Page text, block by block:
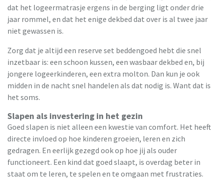
dat het logeermatrasje ergens in de berging ligt onder drie
jaar rommel, en dat het enige dekbed dat over is al twee jaar
niet gewassen is.
Zorg dat je altijd een reserve set beddengoed hebt die snel
inzetbaar is: een schoon kussen, een wasbaar dekbed en, bij
jongere logeerkinderen, een extra molton. Dan kun je ook
midden in de nacht snel handelen als dat nodig is. Want dat is
het soms.
Slapen als investering in het gezin
Goed slapen is niet alleen een kwestie van comfort. Het heeft
directe invloed op hoe kinderen groeien, leren en zich
gedragen. En eerlijk gezegd ook op hoe jij als ouder
functioneert. Een kind dat goed slaapt, is overdag beter in
staat om te leren, te spelen en te omgaan met frustraties.